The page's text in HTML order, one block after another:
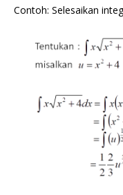
Contoh: Selesaikan